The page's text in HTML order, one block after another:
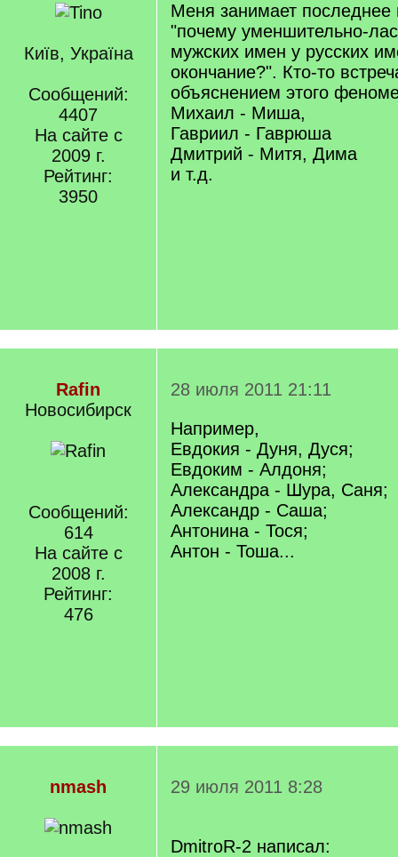
Київ, Україна
Сообщений:
4407
На сайте с
2009 г.
Рейтинг:
3950
Меня занимает последнее
"почему уменшительно-
мужских имен у русских
окончание?". Кто-то
объяснением этого
Михаил - Миша,
Гавриил - Гаврюша
Дмитрий - Митя, Дима
и т.д.
Rafin
Новосибирск
Сообщений:
614
На сайте с
2008 г.
Рейтинг:
476
28 июля 2011 21:11
Например,
Евдокия - Дуня, Дуся;
Евдоким - Алдоня;
Александра - Шура, Саня;
Александр - Саша;
Антонина - Тося;
Антон - Тоша...
nmash 29 июля 2011 8:28
DmitroR-2 написал: